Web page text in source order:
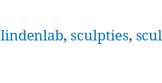
lindenlab, sculpties,